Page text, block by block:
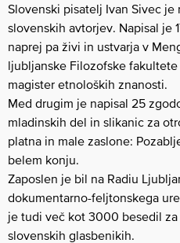
Slovenski pisatelj Ivan Sivec
slovenskih avtorjev. Napisal je
naprej pa živi in ustvarja v
ljubljanske Filozofske
magister etnoloških znanosti.
Med drugim je napisal 25
mladinskih del in slikanic za
platna in male zaslone:
belem konju.
Zaposlen je bil na Radiu
dokumentarno-feljtonskega
je tudi več kot 3000 besedil
slovenskih glasbenikih.